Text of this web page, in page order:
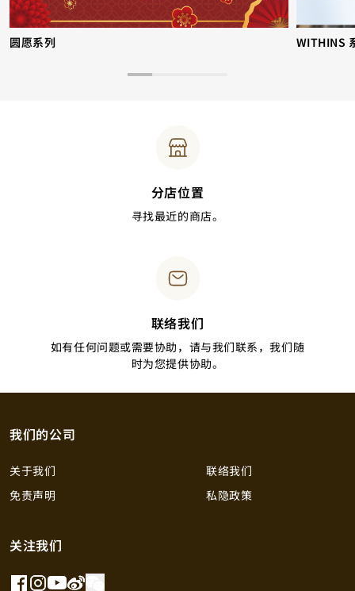
圆愿系列 WITHINS
分店位置
寻找最近的商店。
联络我们
如有任何问题或需要协助，请与我们联系，我们随
时为您提供协助。
我们的公司
关于我们
联络我们
免责声明
私隐政策
关注我们